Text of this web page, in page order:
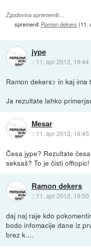
Zgodovina sprememb…
spremenil: Ramon dekers (11.
jype
:: 11. apr 2012, 19:44
Ramon dekers> in kaj
Ja rezultate lahko
Mesar
:: 11. apr 2012, 19:45
Česa jype? Rezultate
seksaš? To je čisti offtopic!
Ramon dekers
:: 11. apr 2012, 19:50
daj naj raje kdo
bodo infomacije dane iz
brez k....